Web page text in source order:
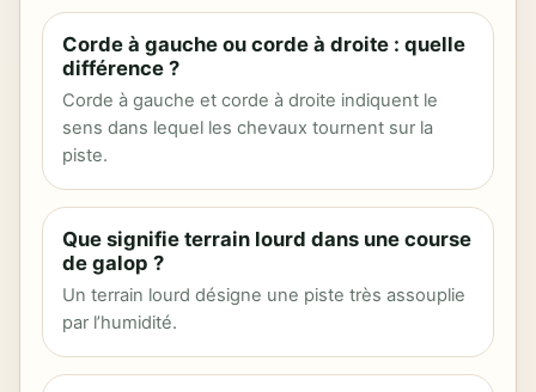
Corde à gauche ou corde à droite : quelle
différence ?
Corde à gauche et corde à droite indiquent le
sens dans lequel les chevaux tournent sur la
piste.
Que signifie terrain lourd dans une course
de galop ?
Un terrain lourd désigne une piste très assouplie
par l’humidité.